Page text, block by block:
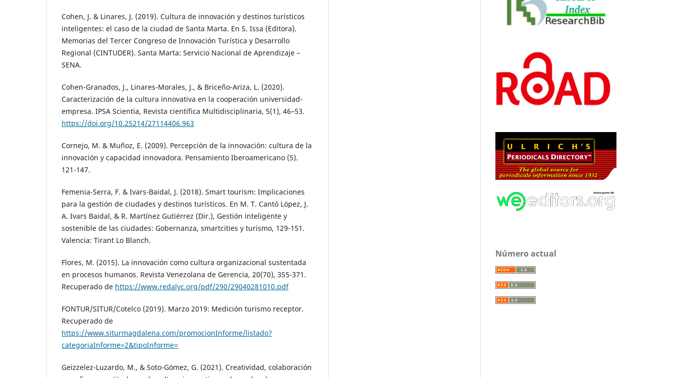
Cohen, J. & Linares, J. (2019). Cultura de innovación y destinos turísticos
inteligentes: el caso de la ciudad de Santa Marta. En S. Issa (Editora).
Memorias del Tercer Congreso de Innovación Turística y Desarrollo
Regional (CINTUDER). Santa Marta: Servicio Nacional de Aprendizaje –
SENA.
Cohen-Granados, J., Linares-Morales, J., & Briceño-Ariza, L. (2020).
Caracterización de la cultura innovativa en la cooperación universidad-
empresa. IPSA Scientia, Revista científica Multidisciplinaria, 5(1), 46–53.
https://doi.org/10.25214/27114406.963
Cornejo, M. & Muñoz, E. (2009). Percepción de la innovación: cultura de la
innovación y capacidad innovadora. Pensamiento Iberoamericano (5).
121-147.
Femenia-Serra, F. & Ivars-Baidal, J. (2018). Smart tourism: Implicaciones
para la gestión de ciudades y destinos turísticos. En M. T. Cantó López, J.
A. Ivars Baidal, & R. Martínez Gutiérrez (Dir.), Gestión inteligente y
sostenible de las ciudades: Gobernanza, smartcities y turismo, 129-151.
Valencia: Tirant Lo Blanch.
Flores, M. (2015). La innovación como cultura organizacional sustentada
en procesos humanos. Revista Venezolana de Gerencia, 20(70), 355-371.
Recuperado de https://www.redalyc.org/pdf/290/29040281010.pdf
FONTUR/SITUR/Cotelco (2019). Marzo 2019: Medición turismo receptor.
Recuperado de
https://www.siturmagdalena.com/promocionInforme/listado?
categoriaInforme=2&tipoInforme=
Geizzelez-Luzardo, M., & Soto-Gómez, G. (2021). Creatividad, colaboración
Número actual